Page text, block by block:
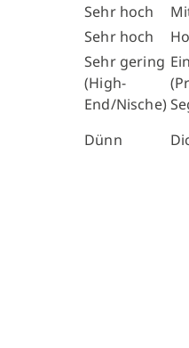
Sehr hoch
Sehr hoch
Sehr gering
(High-
End/Nische)
Dünn